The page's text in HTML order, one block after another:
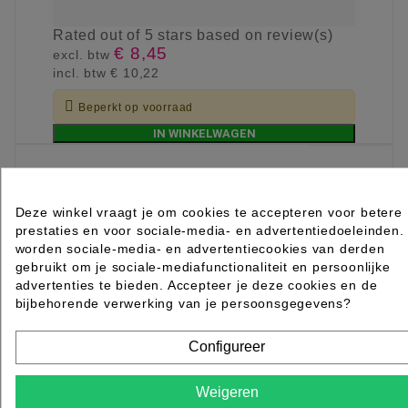
Ratedout of 5 stars based on review(s)
excl. btw€ 8,45
incl. btw€ 10,22
 Beperkt op voorraad
IN WINKELWAGEN
Deze winkel vraagt je om cookies te accepteren voor betere
prestaties en voor sociale-media- en advertentiedoeleinden.
worden sociale-media- en advertentiecookies van derden
gebruikt om je sociale-mediafunctionaliteit en persoonlijke
advertenties te bieden. Accepteer je deze cookies en de
bijbehorende verwerking van je persoonsgegevens?
Configureer
Weigeren